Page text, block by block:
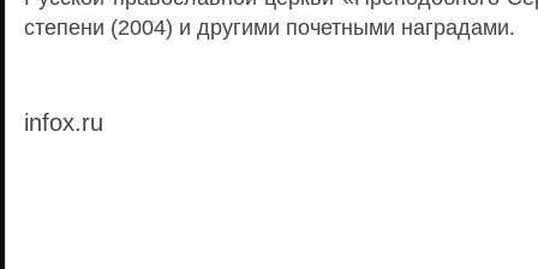
степени (2004) и другими почетными наградами.
infox.ru